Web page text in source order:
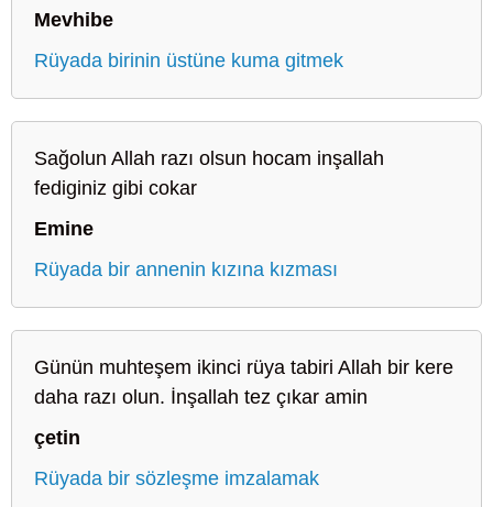
Mevhibe
Rüyada birinin üstüne kuma gitmek
Sağolun Allah razı olsun hocam inşallah
fediginiz gibi cokar
Emine
Rüyada bir annenin kızına kızması
Günün muhteşem ikinci rüya tabiri Allah bir kere
daha razı olun. İnşallah tez çıkar amin
çetin
Rüyada bir sözleşme imzalamak